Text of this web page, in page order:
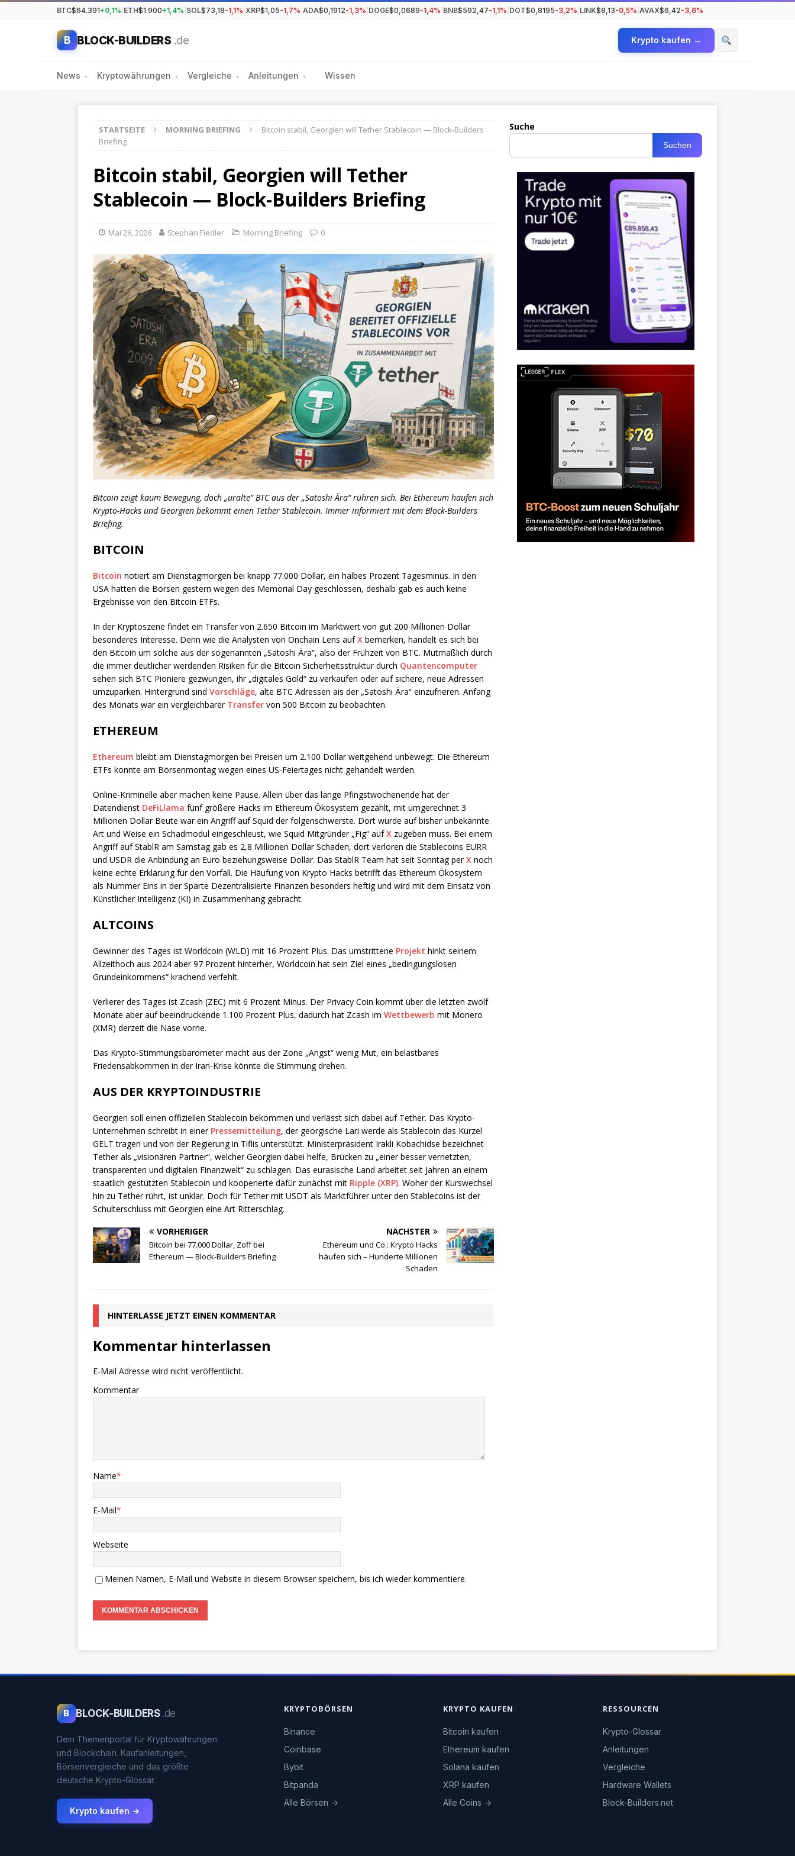
BTC$64.391+0,1% ETH$1.900+1,4% SOL$73,18-1,1% XRP$1,05-1,7% ADA$0,1912-1,3% DOGE$0,0689-1,4% BNB$592,47-1,1% DOT$0,8195-3,2% LINK$8,13-0,5% AVAX$6,42-3,6%
B BLOCK-BUILDERS .de Krypto kaufen →
News ▾ Kryptowährungen ▾ Vergleiche ▾ Anleitungen ▾ Wissen
STARTSEITE MORNING BRIEFING
Bitcoin stabil, Georgien will Tether Stablecoin — Block-Builders
Briefing
Bitcoin stabil, Georgien will Tether
Stablecoin — Block-Builders Briefing
Mai 26, 2026 Stephan Fiedler Morning Briefing 0
Bitcoin zeigt kaum Bewegung, doch „uralte“ BTC aus der „Satoshi Ära“ rühren sich. Bei Ethereum häufen sich
Krypto-Hacks und Georgien bekommt einen Tether Stablecoin. Immer informiert mit dem Block-Builders
Briefing.
BITCOIN
Bitcoin notiert am Dienstagmorgen bei knapp 77.000 Dollar, ein halbes Prozent Tagesminus. In den
USA hatten die Börsen gestern wegen des Memorial Day geschlossen, deshalb gab es auch keine
Ergebnisse von den Bitcoin ETFs.
In der Kryptoszene findet ein Transfer von 2.650 Bitcoin im Marktwert von gut 200 Millionen Dollar
besonderes Interesse. Denn wie die Analysten von Onchain Lens aufX bemerken, handelt es sich bei
den Bitcoin um solche aus der sogenannten „Satoshi Ära“, also der Frühzeit von BTC. Mutmaßlich durch
die immer deutlicher werdenden Risiken für die Bitcoin Sicherheitsstruktur durch Quantencomputer
sehen sich BTC Pioniere gezwungen, ihr „digitales Gold“ zu verkaufen oder auf sichere, neue Adressen
umzuparken. Hintergrund sind Vorschläge, alte BTC Adressen ais der „Satoshi Ära“ einzufrieren. Anfang
des Monats war ein vergleichbarer Transfer von 500 Bitcoin zu beobachten.
ETHEREUM
Ethereum bleibt am Dienstagmorgen bei Preisen um 2.100 Dollar weitgehend unbewegt. Die Ethereum
ETFs konnte am Börsenmontag wegen eines US-Feiertages nicht gehandelt werden.
Online-Kriminelle aber machen keine Pause. Allein über das lange Pfingstwochenende hat der
Datendienst DeFiLlama fünf größere Hacks im Ethereum Ökosystem gezählt, mit umgerechnet 3
Millionen Dollar Beute war ein Angriff auf Squid der folgenschwerste. Dort wurde auf bisher unbekannte
Art und Weise ein Schadmodul eingeschleust, wie Squid Mitgründer „Fig“ aufX zugeben muss. Bei einem
Angriff auf StablR am Samstag gab es 2,8 Millionen Dollar Schaden, dort verloren die Stablecoins EURR
und USDR die Anbindung an Euro beziehungsweise Dollar. Das StablR Team hat seit Sonntag perX noch
keine echte Erklärung für den Vorfall. Die Häufung von Krypto Hacks betrifft das Ethereum Ökosystem
als Nummer Eins in der Sparte Dezentralisierte Finanzen besonders heftig und wird mit dem Einsatz von
Künstlicher Intelligenz (KI) in Zusammenhang gebracht.
ALTCOINS
Gewinner des Tages ist Worldcoin (WLD) mit 16 Prozent Plus. Das umstrittene Projekt hinkt seinem
Allzeithoch aus 2024 aber 97 Prozent hinterher, Worldcoin hat sein Ziel eines „bedingungslosen
Grundeinkommens“ krachend verfehlt.
Verlierer des Tages ist Zcash (ZEC) mit 6 Prozent Minus. Der Privacy Coin kommt über die letzten zwölf
Monate aber auf beeindruckende 1.100 Prozent Plus, dadurch hat Zcash im Wettbewerb mit Monero
(XMR) derzeit die Nase vorne.
Das Krypto-Stimmungsbarometer macht aus der Zone „Angst“ wenig Mut, ein belastbares
Friedensabkommen in der Iran-Krise könnte die Stimmung drehen.
AUS DER KRYPTOINDUSTRIE
Georgien soll einen offiziellen Stablecoin bekommen und verlässt sich dabei auf Tether. Das Krypto-
Unternehmen schreibt in einer Pressemitteilung, der georgische Lari werde als Stablecoin das Kürzel
GELT tragen und von der Regierung in Tiflis unterstützt. Ministerpräsident Irakli Kobachidse bezeichnet
Tether als „visionären Partner“, welcher Georgien dabei helfe, Brücken zu „einer besser vernetzten,
transparenten und digitalen Finanzwelt“ zu schlagen. Das eurasische Land arbeitet seit Jahren an einem
staatlich gestützten Stablecoin und kooperierte dafür zunächst mit Ripple (XRP). Woher der Kurswechsel
hin zu Tether rührt, ist unklar. Doch für Tether mit USDT als Marktführer unter den Stablecoins ist der
Schulterschluss mit Georgien eine Art Ritterschlag.
VORHERIGER
Bitcoin bei 77.000 Dollar, Zoff bei
Ethereum — Block-Builders Briefing
NÄCHSTER
Ethereum und Co.: Krypto Hacks
häufen sich – Hunderte Millionen
Schaden
HINTERLASSE JETZT EINEN KOMMENTAR
Kommentar hinterlassen
E-Mail Adresse wird nicht veröffentlicht.
Kommentar
Name*
E-Mail*
Webseite
Meinen Namen, E-Mail und Website in diesem Browser speichern, bis ich wieder kommentiere.
Suche
Suchen
B BLOCK-BUILDERS .de
Dein Themenportal für Kryptowährungen
und Blockchain. Kaufanleitungen,
Börsenvergleiche und das größte
deutsche Krypto-Glossar.
Krypto kaufen →
KRYPTOBÖRSEN
Binance
Coinbase
Bybit
Bitpanda
Alle Börsen →
KRYPTO KAUFEN
Bitcoin kaufen
Ethereum kaufen
Solana kaufen
XRP kaufen
Alle Coins →
RESSOURCEN
Krypto-Glossar
Anleitungen
Vergleiche
Hardware Wallets
Block-Builders.net